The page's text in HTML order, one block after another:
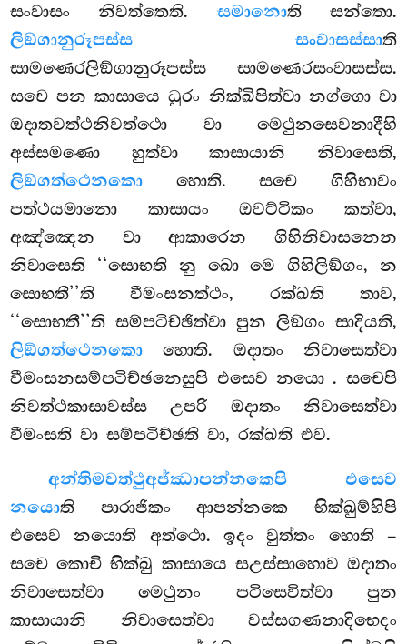
සංවාසං නිවත්තෙති. සමානොති සන්තො.
ලිඞ්ගානුරූපස්ස සංවාසස්සාති
සාමණෙරලිඞ්ගානුරූපස්ස සාමණෙරසංවාසස්ස.
සචෙ පන කාසායෙ ධුරං නික්ඛිපිත්වා නග්ගො වා
ඔදාතවත්ථනිවත්ථො වා මෙථුනසෙවනාදීහි
අස්සමණො හුත්වා කාසායානි නිවාසෙති,
ලිඞ්ගත්ථෙනකො හොති. සචෙ ගිහිභාවං
පත්ථයමානො කාසායං ඔවට්ටිකං කත්වා,
අඤ්ඤෙන වා ආකාරෙන ගිහිනිවාසනෙන
නිවාසෙති ‘‘සොභති නු ඛො මෙ ගිහිලිඞ්ගං, න
සොභතී’’ති වීමංසනත්ථං, රක්ඛති තාව,
‘‘සොභතී’’ති සම්පටිච්ඡිත්වා පුන ලිඞ්ගං සාදියති,
ලිඞ්ගත්ථෙනකො හොති. ඔදාතං නිවාසෙත්වා
වීමංසනසම්පටිච්ඡනෙසුපි එසෙව නයො. සචෙපි
නිවත්ථකාසාවස්ස උපරි ඔදාතං නිවාසෙත්වා
වීමංසති වා සම්පටිච්ඡති වා, රක්ඛති එව.
අන්තිමවත්ථුඅජ්ඣාපන්නකෙපි එසෙව
නයොති පාරාජිකං ආපන්නකෙ භික්ඛුම්හිපි
එසෙව නයොති අත්ථො. ඉදං වුත්තං හොති –
සචෙ කොචි භික්ඛු කාසායෙ සඋස්සාහොව ඔදාතං
නිවාසෙත්වාමෙථුනං පටිසෙවිත්වා පුන
කාසායානි නිවාසෙත්වා වස්සගණනාදිභෙදං